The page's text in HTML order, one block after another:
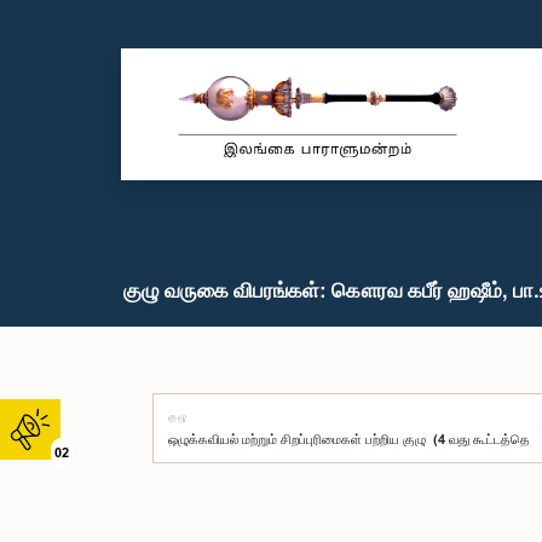
02
குழு வருகை விபரங்கள்: கௌரவ கபீர் ஹஷீம்,
குழு